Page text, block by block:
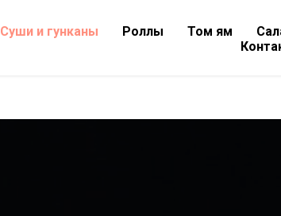
Суши и гунканы Роллы Том ям